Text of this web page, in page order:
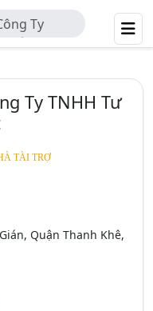
Ty
Việt
Ty TNHH Tư
TÀI TRỢ
Quận Thanh Khê,